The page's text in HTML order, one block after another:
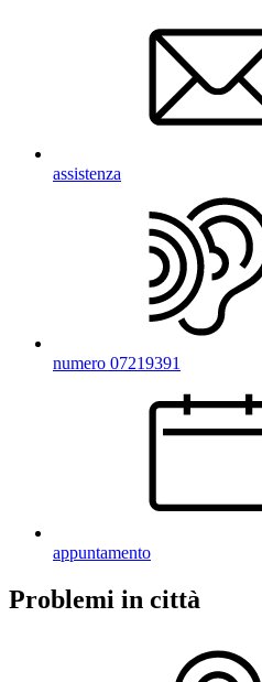
assistenza
numero 07219391
appuntamento
Problemi in città